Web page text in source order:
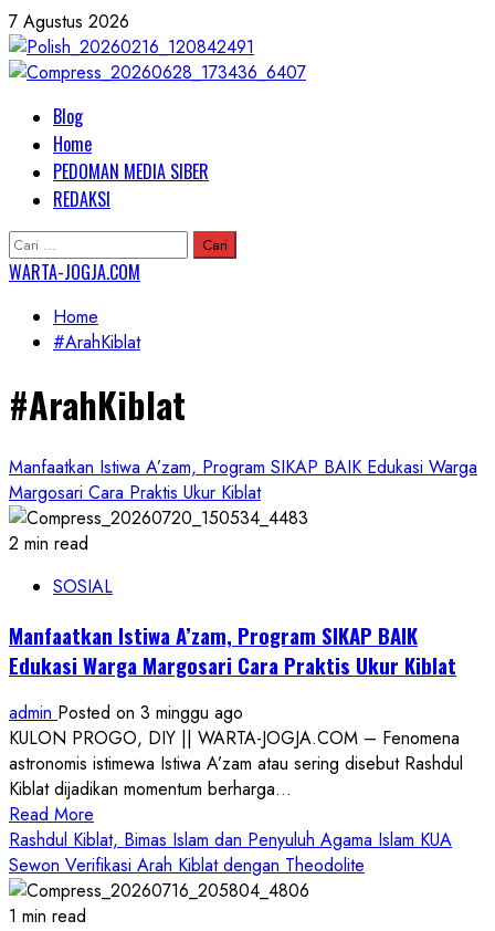
Skip
to
content
7 Agustus 2026
Primary
Menu
Blog
Home
PEDOMAN MEDIA SIBER
REDAKSI
Cari
untuk:
WARTA-JOGJA.COM
Home
#ArahKiblat
#ArahKiblat
Manfaatkan Istiwa A’zam, Program SIKAP BAIK Edukasi Warga
Margosari Cara Praktis Ukur Kiblat
2 min read
SOSIAL
Manfaatkan Istiwa A’zam, Program SIKAP BAIK
Edukasi Warga Margosari Cara Praktis Ukur Kiblat
admin Posted on 3 minggu ago
KULON PROGO, DIY || WARTA-JOGJA.COM – Fenomena
astronomis istimewa Istiwa A’zam atau sering disebut Rashdul
Kiblat dijadikan momentum berharga...
Read More
more
about
Manfaatkan
Rashdul Kiblat, Bimas Islam dan Penyuluh Agama Islam KUA
Sewon Verifikasi Arah Kiblat dengan Theodolite
1 min read